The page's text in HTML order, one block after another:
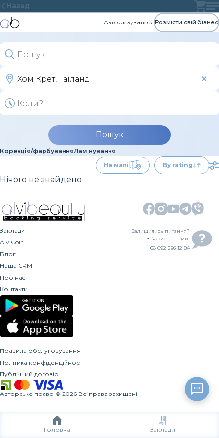
Головна Заклади
Назад
Авторизуватися Розмісти свій бізнес
Пошук
Корекція/фарбуванняЛамінування
На мапі
By rating
Нічого не знайдено
Заклади
AlviCoin
Блог
Наша CRM
Про нас
Контакти
Залишились питання?
Зв’яжись з нами!
+66 092 293 12 84
Правила обслуговування
Політика конфіденційності
Публічний договір
Авторське право © 2026 Всі права захищені